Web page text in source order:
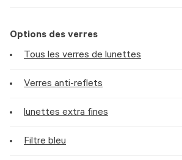
Options des verres
Tous les verres de lunettes
Verres anti-reflets
lunettes extra fines
Filtre bleu